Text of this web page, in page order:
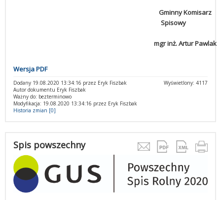
Gminny Komisarz
Spisowy
mgr inż. Artur Pawlak
Wersja PDF
Wyświetlony: 4117
Dodany 19.08.2020 13:34:16 przez Eryk Fiszbak
Autor dokumentu Eryk Fiszbak
Ważny do: bezterminowo
Modyfikacja: 19.08.2020 13:34:16 przez Eryk Fiszbak
Historia zmian [0]
Spis powszechny